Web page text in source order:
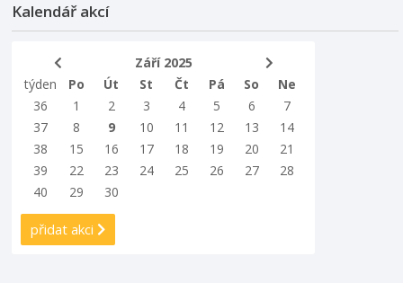
pomocí fotografií vycházejících z vn ...
Kalendář akcí
Září 2025
týden
Po Út St Čt Pá So
Ne
36
1 2 3 4 5 6
7
37
8 9 10 11 12 13
14
38
15 16 17 18 19 20
21
39
22 23 24 25 26 27
28
40
29 30
přidat akci